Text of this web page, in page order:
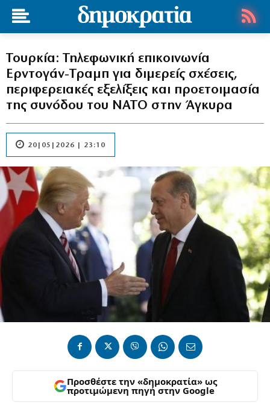
Τουρκία: Τηλεφωνική επικοινωνία
Ερντογάν-Τραμπ για διμερείς σχέσεις,
περιφερειακές εξελίξεις και προετοιμασία
της συνόδου του ΝΑΤΟ στην Άγκυρα
20|05|2026 | 23:10
Προσθέστε την «δημοκρατία» ως
προτιμώμενη πηγή στην Google